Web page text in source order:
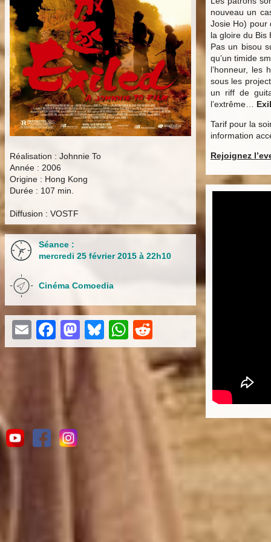
Réalisation : Johnnie To
Année : 2006
Origine : Hong Kong
Durée : 107 min.
Diffusion : VOSTF
Séance :
mercredi 25 février 2015 à 22h10
Cinéma Comoedia
EmailFacebook
Mastodon
BlueskyWhatsApp
Reddit
nouveau un
Josie Ho) pour
la gloire du Bis
Pas un bisou
qu’un timide
l’honneur, les
sous les
un riff de
l’extrême…
Tarif pour la
information
Rejoignez